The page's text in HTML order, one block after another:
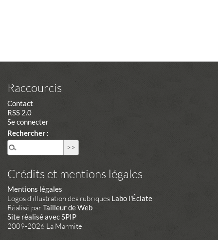
Raccourcis
Contact
RSS 2.0
Se connecter
Rechercher :
Crédits et mentions légales
Mentions légales
Logos d'illustration des rubriques Labo l'Éclate
Réalisé parTailleur de Web.
Site réalisé avec SPIP
2009-2026 La Marmite